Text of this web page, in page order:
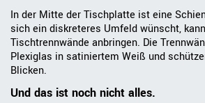
In der Mitte der Tischplatte ist eine
sich ein diskreteres Umfeld wünscht,
Tischtrennwände anbringen. Die
Plexiglas in satiniertem Weiß und
Blicken.
Und das ist noch nicht alles.